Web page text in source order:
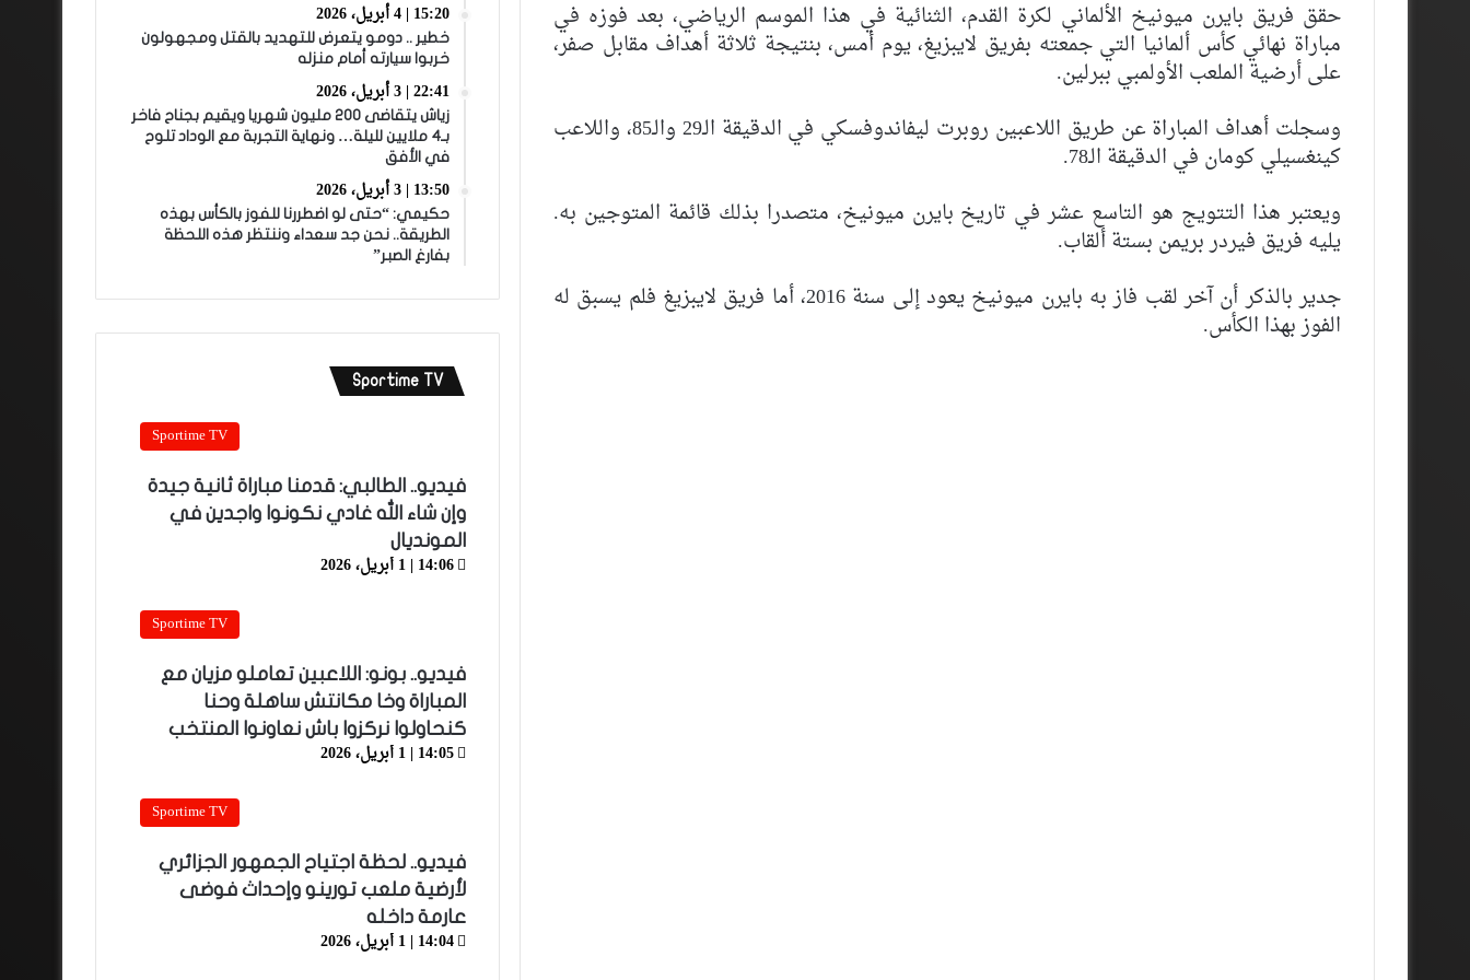
حقق فريق بايرن ميونيخ الألماني لكرة القدم، الثنائية في هذا الموسم الرياضي، بعد فوزه في
مباراة نهائي كأس ألمانيا التي جمعته بفريق لايبزيغ، يوم أمس، بنتيجة ثلاثة أهداف مقابل صفر،
على أرضية الملعب الأولمبي ببرلين.
وسجلت أهداف المباراة عن طريق اللاعبين روبرت ليفاندوفسكي في الدقيقة الـ29 والـ85، واللاعب
كينغسيلي كومان في الدقيقة الـ78.
ويعتبر هذا التتويج هو التاسع عشر في تاريخ بايرن ميونيخ، متصدرا بذلك قائمة المتوجين به.
يليه فريق فيردر بريمن بستة ألقاب.
جدير بالذكر أن آخر لقب فاز به بايرن ميونيخ يعود إلى سنة 2016، أما فريق لايبزيغ فلم يسبق له
الفوز بهذا الكأس.
15:20 | 4 أبريل، 2026
خطير .. دومو يتعرض للتهديد بالقتل ومجهولون
خربوا سيارته أمام منزله
22:41 | 3 أبريل، 2026
زياش يتقاضى 200 مليون شهريا ويقيم بجناح فاخر
بـ4 ملايين لليلة… ونهاية التجربة مع الوداد تلوح
في الأفق
13:50 | 3 أبريل، 2026
حكيمي: “حتى لو اضطررنا للفوز بالكأس بهذه
الطريقة.. نحن جد سعداء وننتظر هذه اللحظة
بفارغ الصبر”
Sportime TV
Sportime TV
فيديو.. الطالبي: قدمنا مباراة ثانية جيدة
وإن شاء الله غادي نكونوا واجدين في
المونديال
14:06 | 1 أبريل، 2026
Sportime TV
فيديو.. بونو: اللاعبين تعاملو مزيان مع
المباراة وخا مكانتش ساهلة وحنا
كنحاولوا نركزوا باش نعاونوا المنتخب
14:05 | 1 أبريل، 2026
Sportime TV
فيديو.. لحظة اجتياح الجمهور الجزائري
لأرضية ملعب تورينو وإحداث فوضى
عارمة داخله
14:04 | 1 أبريل، 2026